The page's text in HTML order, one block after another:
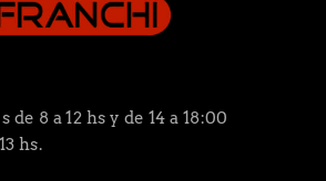
8 a 12 hs y de 14 a 18:00
hs.